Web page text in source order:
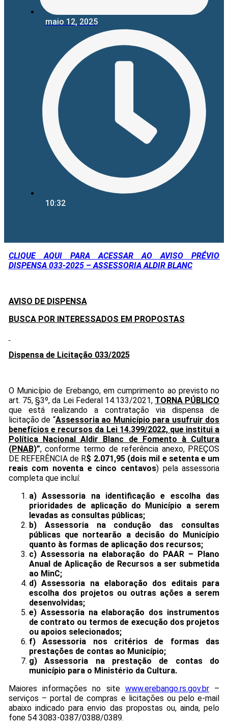
maio 12, 2025
10:32
CLIQUE AQUI PARA ACESSAR AO AVISO PRÉVIO
DISPENSA 033-2025 – ASSESSORIA ALDIR BLANC
AVISO DE DISPENSA
BUSCA POR INTERESSADOS EM PROPOSTAS
Dispensa de Licitação 033/2025
O Município de Erebango, em cumprimento ao previsto no
art. 75, §3º, da Lei Federal 14.133/2021, TORNA PÚBLICO
que está realizando a contratação via dispensa de
licitação de “Assessoria ao Município para usufruir dos
benefícios e recursos da Lei 14.399/2022, que institui a
Política Nacional Aldir Blanc de Fomento à Cultura
(PNAB)”, conforme termo de referência anexo, PREÇOS
DE REFERÊNCIA de R$ 2.071,95 (dois mil e setenta e um
reais com noventa e cinco centavos) pela assessoria
completa que incluí:
a) Assessoria na identificação e escolha das
prioridades de aplicação do Município a serem
levadas as consultas públicas;
b) Assessoria na condução das consultas
públicas que nortearão a decisão do Município
quanto às formas de aplicação dos recursos;
c) Assessoria na elaboração do PAAR – Plano
Anual de Aplicação de Recursos a ser submetida
ao MinC;
d) Assessoria na elaboração dos editais para
escolha dos projetos ou outras ações a serem
desenvolvidas;
e) Assessoria na elaboração dos instrumentos
de contrato ou termos de execução dos projetos
ou apoios selecionados;
f) Assessoria nos critérios de formas das
prestações de contas ao Município;
g) Assessoria na prestação de contas do
município para o Ministério da Cultura.
Maiores informações no sitewww.erebango.rs.gov.br –
serviços – portal de compras e licitações ou pelo e-mail
abaixo indicado para envio das propostas ou, ainda, pelo
fone 54 3083-0387/0388/0389.